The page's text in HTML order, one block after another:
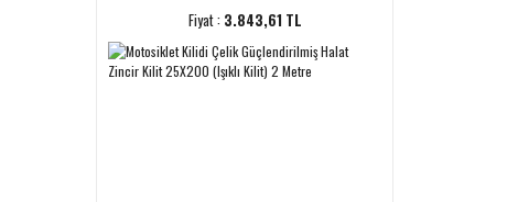
Fiyat : 3.843,61 TL